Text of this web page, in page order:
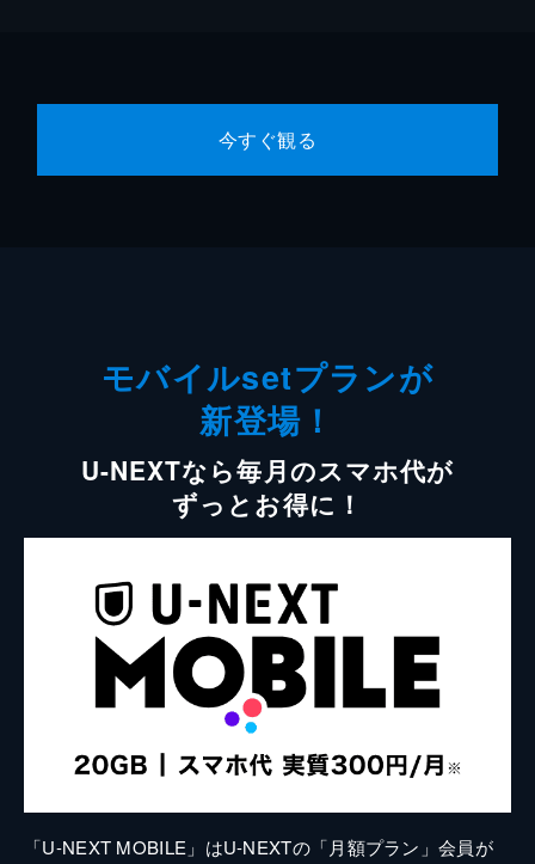
今すぐ観る
モバイルsetプランが
新登場！
U-NEXTなら毎月のスマホ代が
ずっとお得に！
「U-NEXT MOBILE」はU-NEXTの「月額プラン」会員が